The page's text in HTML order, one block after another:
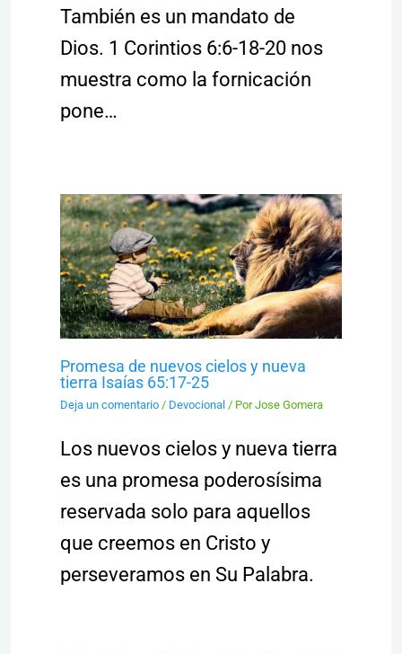
También es un mandato de
Dios. 1 Corintios 6:6-18-20 nos
muestra como la fornicación
pone…
Promesa de nuevos cielos y nueva
tierra Isaías 65:17-25
Deja un comentario / Devocional/ PorJose Gomera
Los nuevos cielos y nueva tierra
es una promesa poderosísima
reservada solo para aquellos
que creemos en Cristo y
perseveramos en Su Palabra.